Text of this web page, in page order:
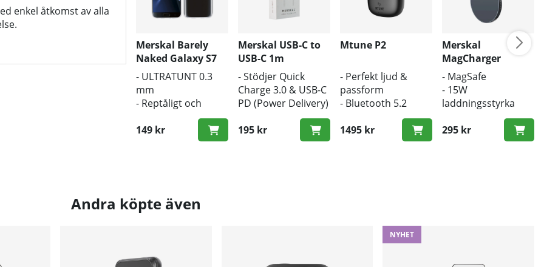
enkel åtkomst av alla
Merskal Barely
Naked Galaxy S7
- ULTRATUNT 0.3
mm
- Reptåligt och
- Behåller S7:ans
snygga design
149 kr
Merskal USB-C to
USB-C 1m
- Stödjer Quick
Charge 3.0 & USB-C
PD (Power Delivery)
- Snabb hastighet
195 kr
Mtune P2
- Perfekt ljud &
passform
- Bluetooth 5.2
- Trådlös laddning
1495 kr
Merskal
MagCharger
- MagSafe
- 15W
laddningsstyrka
- Trådlös laddare
295 kr
Andra köpte även
NYHET